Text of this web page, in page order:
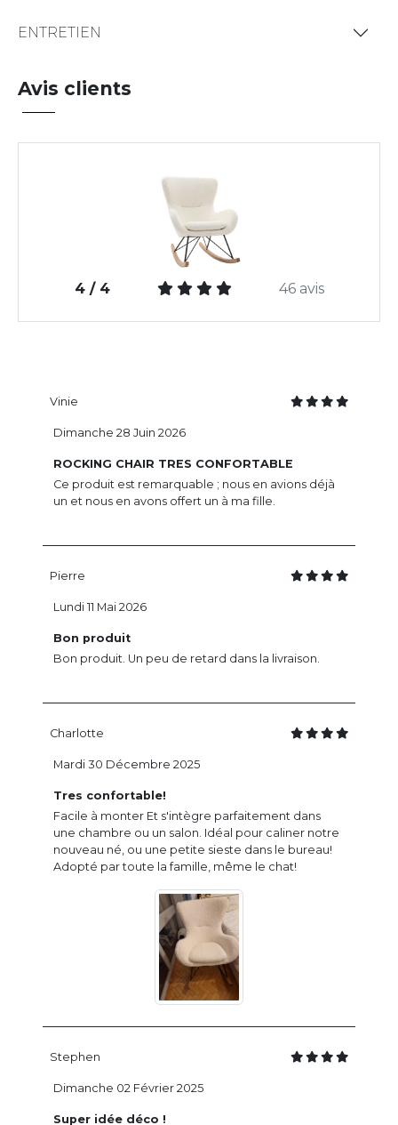
ENTRETIEN
Avis clients
4 / 4 46 avis
Vinie
ROCKING CHAIR TRES CONFORTABLE
Ce produit est remarquable ; nous en avions déjà
un et nous en avons offert un à ma fille.
Dimanche 28 Juin 2026
Pierre
Bon produit
Bon produit. Un peu de retard dans la livraison.
Lundi 11 Mai 2026
Charlotte
Tres confortable!
Facile à monter Et s'intègre parfaitement dans
une chambre ou un salon. Idéal pour caliner notre
nouveau né, ou une petite sieste dans le bureau!
Adopté par toute la famille, même le chat!
Mardi 30 Décembre 2025
Stephen
Super idée déco !
Dimanche 02 Février 2025